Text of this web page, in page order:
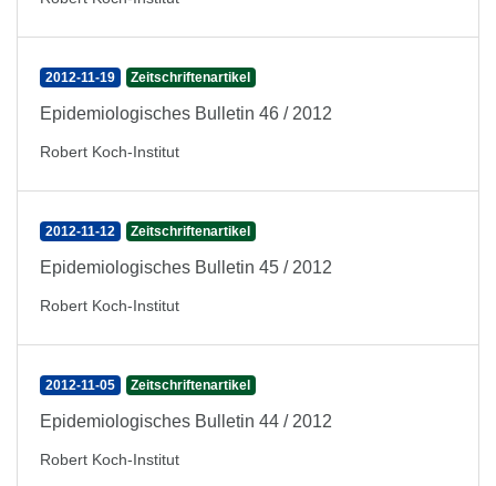
2012-11-19 Zeitschriftenartikel
Epidemiologisches Bulletin 46 / 2012
Robert Koch-Institut
2012-11-12 Zeitschriftenartikel
Epidemiologisches Bulletin 45 / 2012
Robert Koch-Institut
2012-11-05 Zeitschriftenartikel
Epidemiologisches Bulletin 44 / 2012
Robert Koch-Institut